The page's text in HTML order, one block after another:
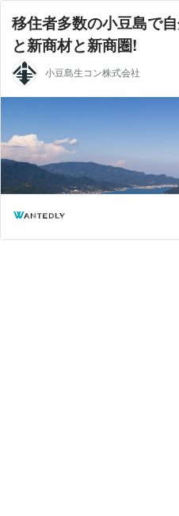
移住者多数の小豆島で
と新商材と新商圏!
小豆島生コン株式会社